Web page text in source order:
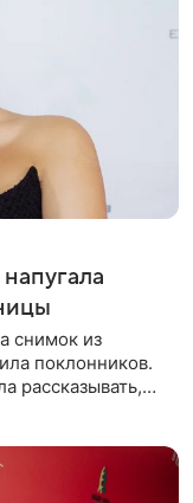
снимок из
поклонников.
рассказывать,